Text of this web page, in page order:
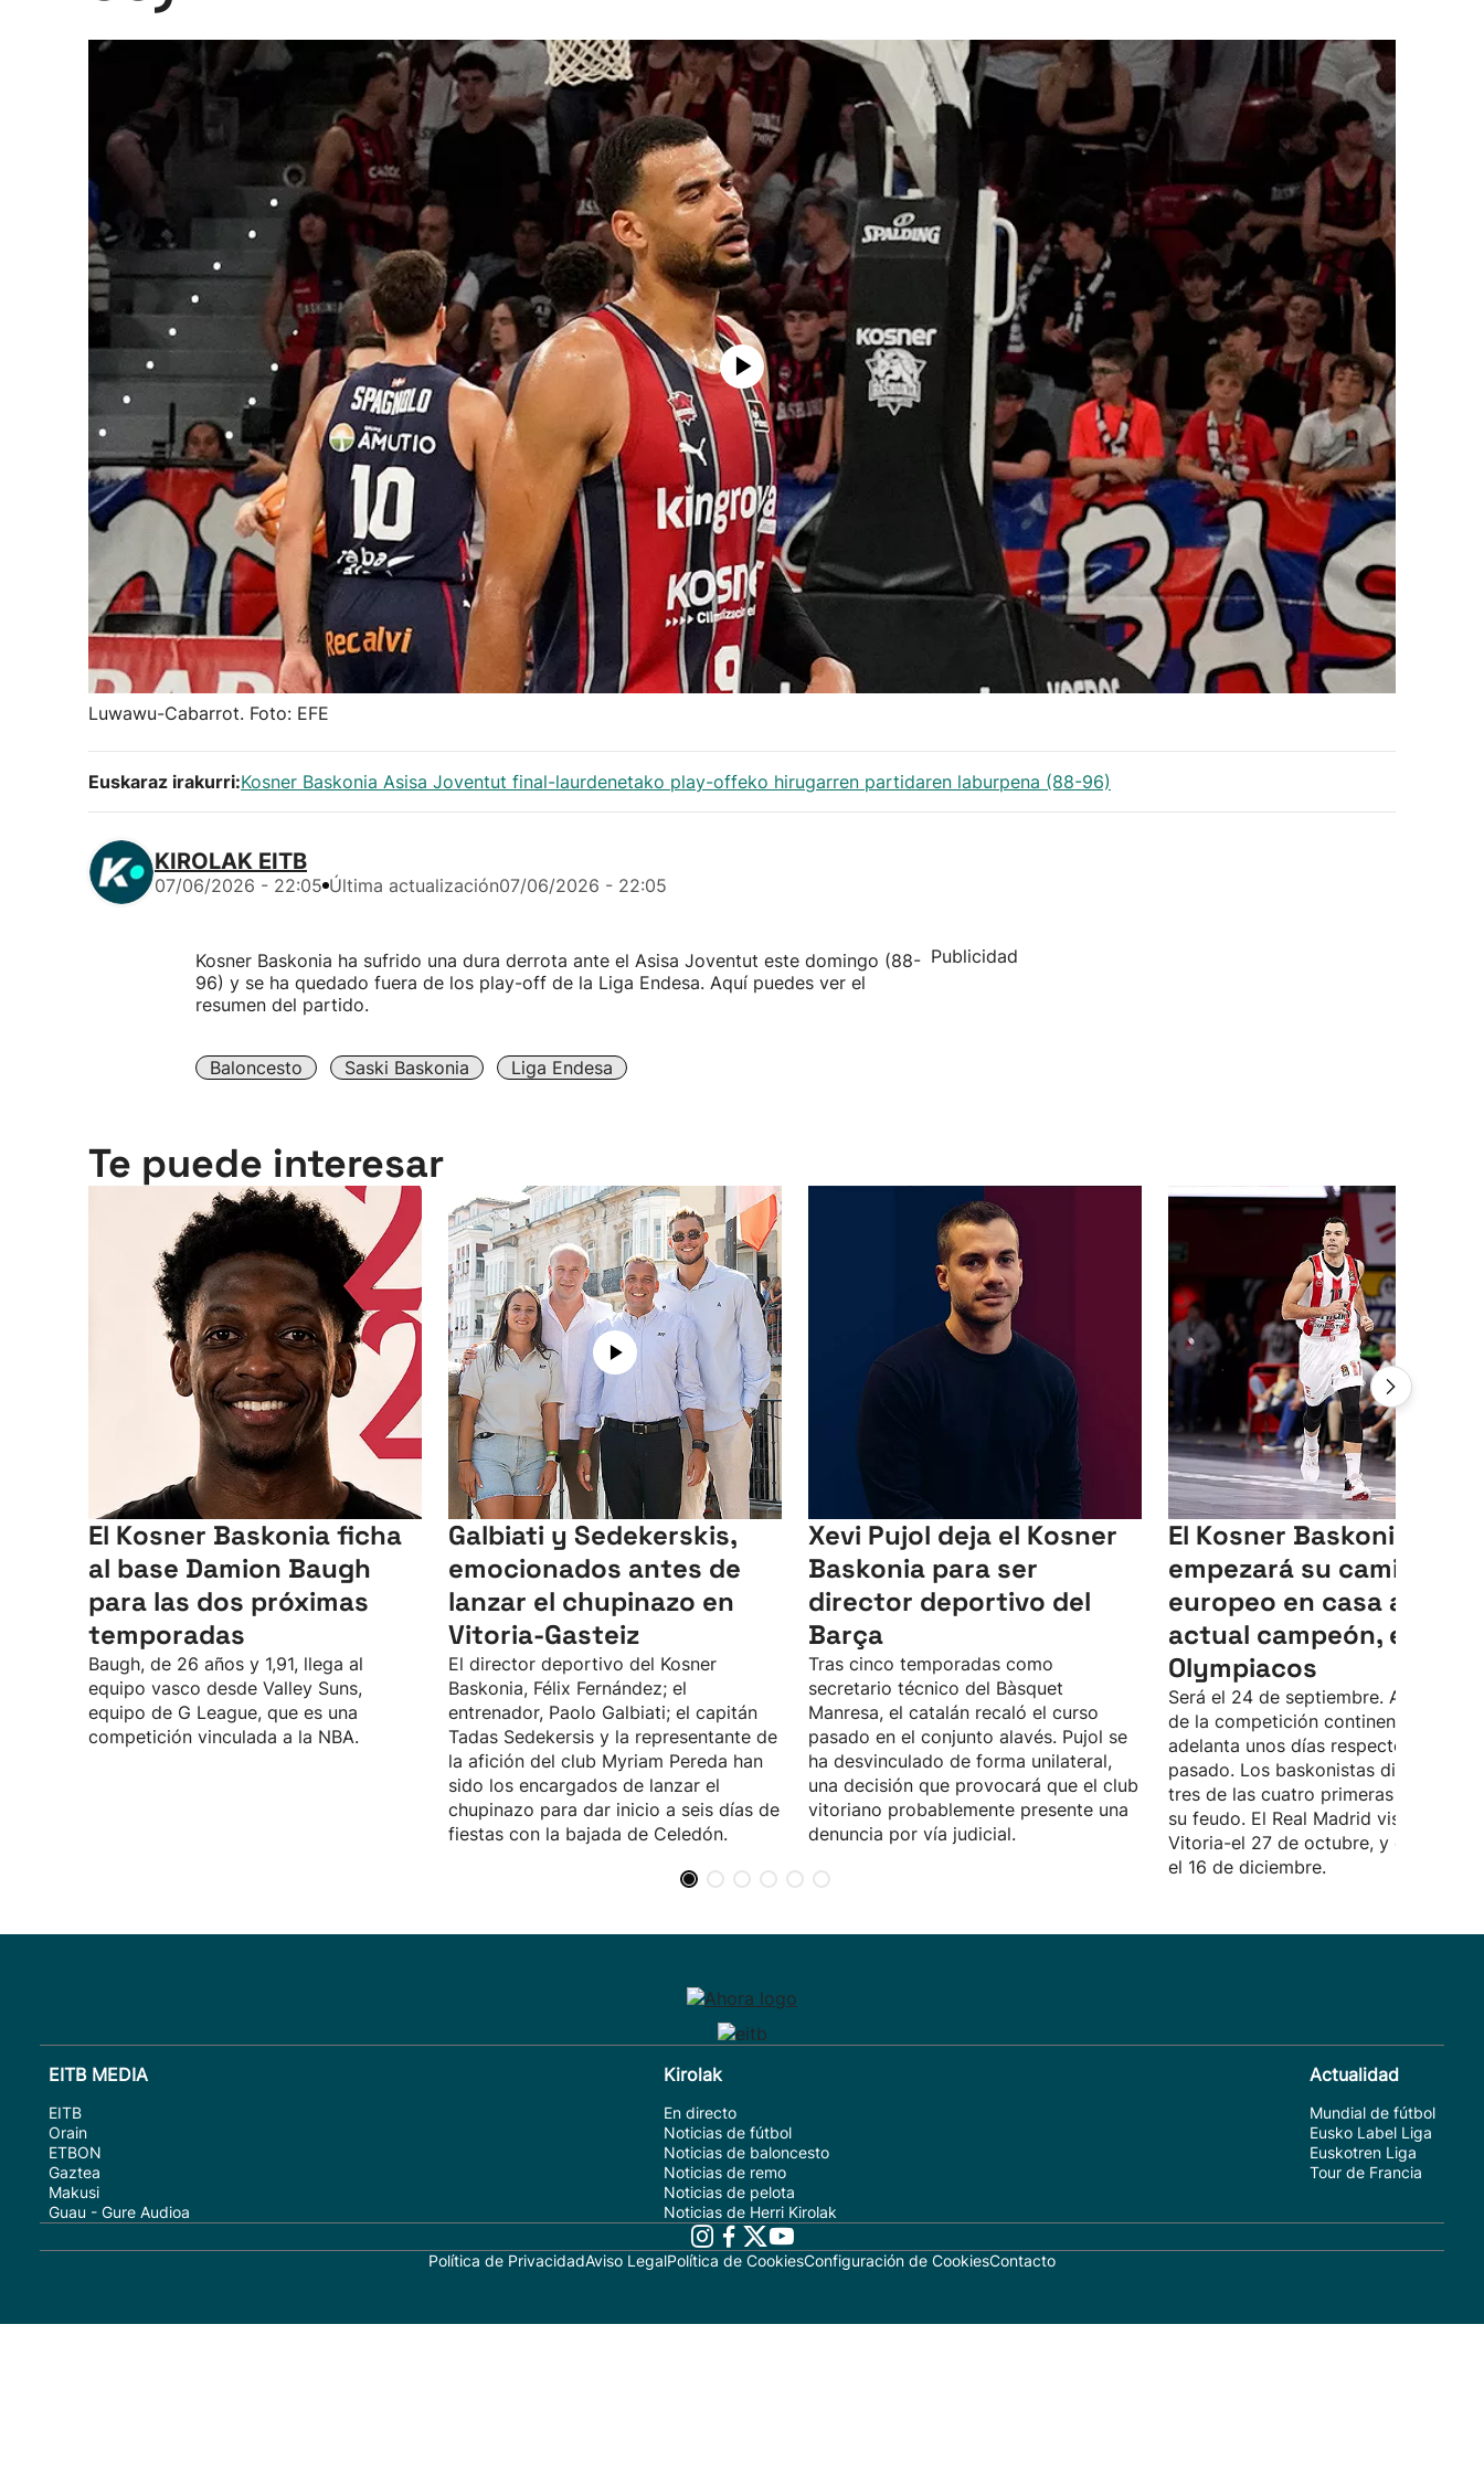
Luwawu-Cabarrot. Foto: EFE
Euskaraz irakurri:Kosner Baskonia Asisa Joventut final-laurdenetako play-offeko hirugarren partidaren laburpena (88-96)
KIROLAK EITB
07/06/2026 - 22:05 Última actualización07/06/2026 - 22:05
Kosner Baskonia ha sufrido una dura derrota ante el Asisa Joventut este domingo (88-
96) y se ha quedado fuera de los play-off de la Liga Endesa. Aquí puedes ver el
resumen del partido.
Baloncesto Saski Baskonia Liga Endesa
Publicidad
Te puede interesar
El Kosner Baskonia ficha
al base Damion Baugh
para las dos próximas
temporadas
Baugh, de 26 años y 1,91, llega al
equipo vasco desde Valley Suns,
equipo de G League, que es una
competición vinculada a la NBA.
Galbiati y Sedekerskis,
emocionados antes de
lanzar el chupinazo en
Vitoria-Gasteiz
El director deportivo del Kosner
Baskonia, Félix Fernández; el
entrenador, Paolo Galbiati; el capitán
Tadas Sedekersis y la representante de
la afición del club Myriam Pereda han
sido los encargados de lanzar el
chupinazo para dar inicio a seis días de
fiestas con la bajada de Celedón.
Xevi Pujol deja el Kosner
Baskonia para ser
director deportivo del
Barça
Tras cinco temporadas como
secretario técnico del Bàsquet
Manresa, el catalán recaló el curso
pasado en el conjunto alavés. Pujol se
ha desvinculado de forma unilateral,
una decisión que provocará que el club
vitoriano probablemente presente una
denuncia por vía judicial.
El Kosner Baskonia
empezará su camino
europeo en casa ante el
actual campeón, el
Olympiacos
Será el 24 de septiembre. Así, el
de la competición continental se
adelanta unos días respecto al curso
pasado. Los baskonistas disputarán
tres de las cuatro primeras jornadas
su feudo. El Real Madrid visitará
Vitoria-el 27 de octubre, y el
el 16 de diciembre.
EITB MEDIA
EITB
Orain
ETBON
Gaztea
Makusi
Guau - Gure Audioa
Kirolak
En directo
Noticias de fútbol
Noticias de baloncesto
Noticias de remo
Noticias de pelota
Noticias de Herri Kirolak
Actualidad
Mundial de fútbol
Eusko Label Liga
Euskotren Liga
Tour de Francia
Política de PrivacidadAviso LegalPolítica de CookiesConfiguración de CookiesContacto